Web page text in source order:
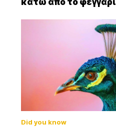
Did you know